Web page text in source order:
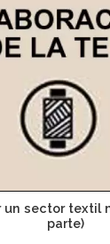
un sector
parte)